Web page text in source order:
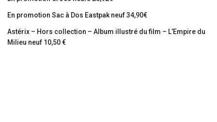
En promotion Sac à Dos Eastpak neuf 34,90€
Astérix – Hors collection – Album illustré du film – L’Empire du
Milieu neuf 10,50 €